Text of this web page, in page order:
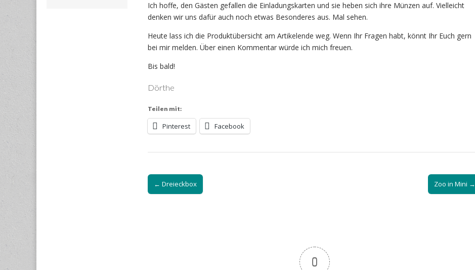
Ich hoffe, den Gästen gefallen die Einladungskarten und sie heben sich ihre Münzen auf. Vielleicht
denken wir uns dafür auch noch etwas Besonderes aus. Mal sehen.
Heute lass ich die Produktübersicht am Artikelende weg. Wenn Ihr Fragen habt, könnt Ihr Euch gern
bei mir melden. Über einen Kommentar würde ich mich freuen.
Bis bald!
Dörthe
Teilen mit:
Pinterest Facebook
Post
navigation
← Dreieckbox Zoo in Mini →
0